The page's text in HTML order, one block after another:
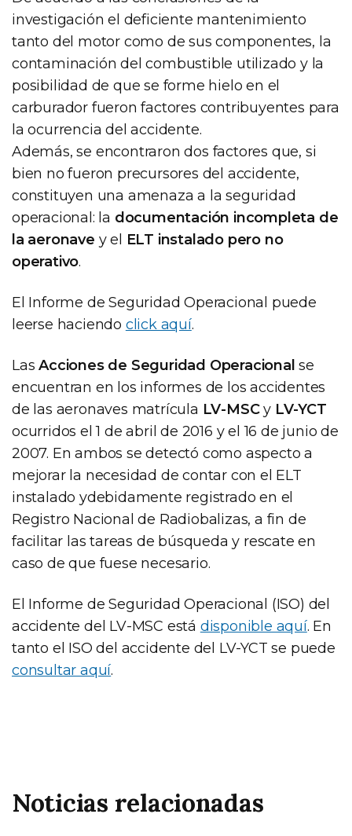
investigación el deficiente mantenimiento
tanto del motor como de sus componentes, la
contaminación del combustible utilizado y la
posibilidad de que se forme hielo en el
carburador fueron factores contribuyentes para
la ocurrencia del accidente.
Además, se encontraron dos factores que, si
bien no fueron precursores del accidente,
constituyen una amenaza a la seguridad
operacional: la documentación incompleta de
la aeronave y el ELT instalado pero no
operativo.
El Informe de Seguridad Operacional puede
leerse haciendo click aquí.
LasAcciones de Seguridad Operacional se
encuentran en los informes de los accidentes
de las aeronaves matrícula LV-MSCy LV-YCT
ocurridos el 1 de abril de 2016 y el 16 de junio de
2007. En ambos se detectó como aspecto a
mejorar la necesidad de contar con el ELT
instalado ydebidamente registrado en el
Registro Nacional de Radiobalizas, a fin de
facilitar las tareas de búsqueda y rescate en
caso de que fuese necesario.
El Informe de Seguridad Operacional (ISO) del
accidente del LV-MSC está disponible aquí. En
tanto el ISO del accidente del LV-YCT se puede
consultar aquí.
Noticias relacionadas